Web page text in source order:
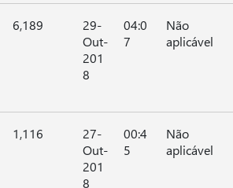
6,189
29-
Out-
201
8
04:0
7
Não
aplicável
1,116
27-
Out-
201
8
00:4
5
Não
aplicável